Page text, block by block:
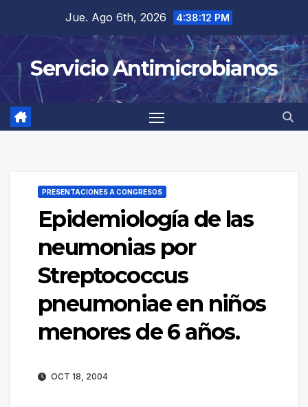
contenido
Jue. Ago 6th, 2026 4:38:12 PM
Servicio Antimicrobianos
PRESENTACIONES A CONGRESOS
Epidemiología de las
neumonias por
Streptococcus
pneumoniae en niños
menores de 6 años.
OCT 18, 2004